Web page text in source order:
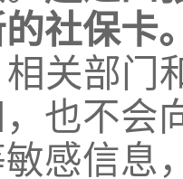
社保卡
相关部
也不会
感信息